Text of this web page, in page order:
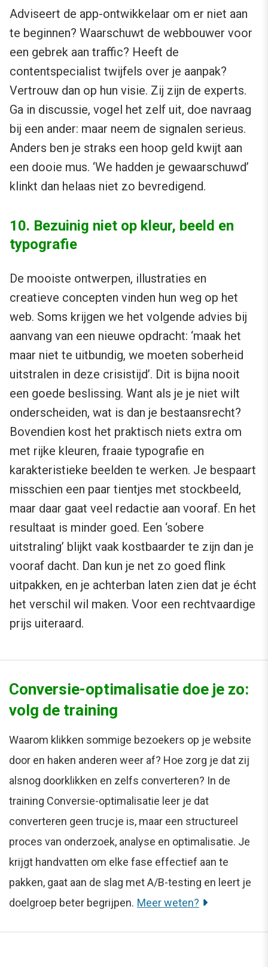
Adviseert de app-ontwikkelaar om er niet aan
te beginnen? Waarschuwt de webbouwer voor
een gebrek aan traffic? Heeft de
contentspecialist twijfels over je aanpak?
Vertrouw dan op hun visie. Zij zijn de experts.
Ga in discussie, vogel het zelf uit, doe navraag
bij een ander: maar neem de signalen serieus.
Anders ben je straks een hoop geld kwijt aan
een dooie mus. ‘We hadden je gewaarschuwd’
klinkt dan helaas niet zo bevredigend.
10. Bezuinig niet op kleur, beeld en
typografie
De mooiste ontwerpen, illustraties en
creatieve concepten vinden hun weg op het
web. Soms krijgen we het volgende advies bij
aanvang van een nieuwe opdracht: ‘maak het
maar niet te uitbundig, we moeten soberheid
uitstralen in deze crisistijd’. Dit is bijna nooit
een goede beslissing. Want als je je niet wilt
onderscheiden, wat is dan je bestaansrecht?
Bovendien kost het praktisch niets extra om
met rijke kleuren, fraaie typografie en
karakteristieke beelden te werken. Je bespaart
misschien een paar tientjes met stockbeeld,
maar daar gaat veel redactie aan vooraf. En het
resultaat is minder goed. Een ‘sobere
uitstraling’ blijkt vaak kostbaarder te zijn dan je
vooraf dacht. Dan kun je net zo goed flink
uitpakken, en je achterban laten zien dat je écht
het verschil wil maken. Voor een rechtvaardige
prijs uiteraard.
Conversie-optimalisatie doe je zo:
volg de training
Waarom klikken sommige bezoekers op je website
door en haken anderen weer af? Hoe zorg je dat zij
alsnog doorklikken en zelfs converteren? In de
training Conversie-optimalisatie leer je dat
converteren geen trucje is, maar een structureel
proces van onderzoek, analyse en optimalisatie. Je
krijgt handvatten om elke fase effectief aan te
pakken, gaat aan de slag met A/B-testing en leert je
doelgroep beter begrijpen. Meer weten?